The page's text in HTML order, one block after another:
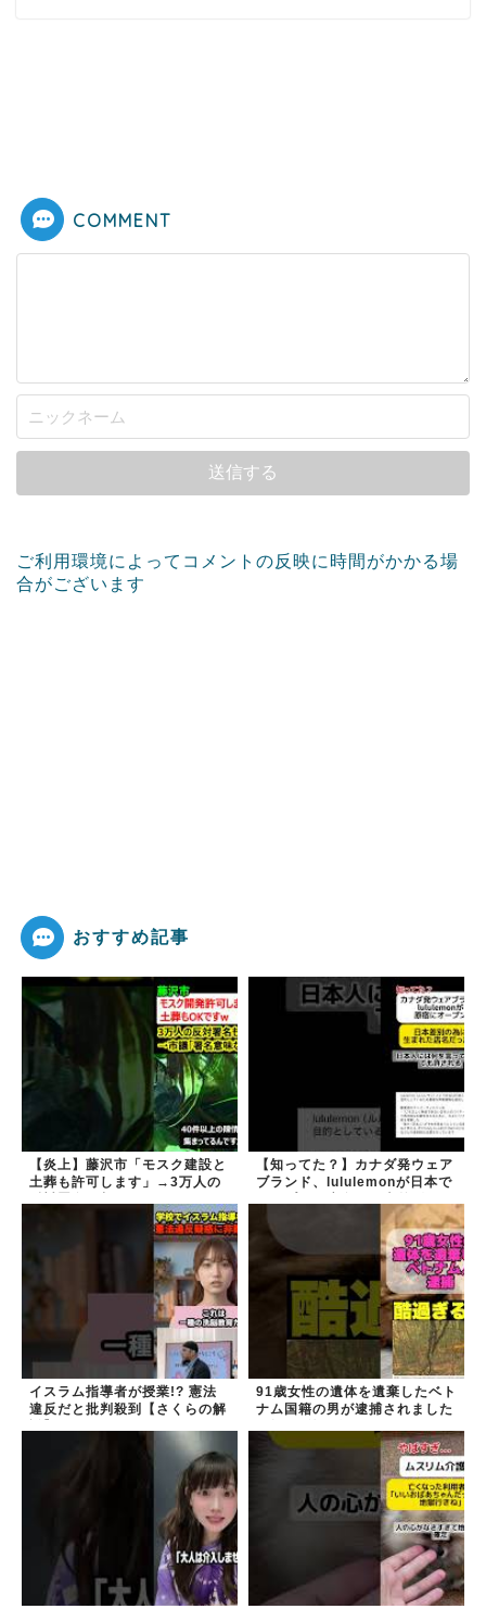
COMMENT
ご利用環境によってコメントの反映に時間がかかる場
合がございます
おすすめ記事
【炎上】藤沢市「モスク建設と
土葬も許可します」→3万人の
【知ってた？】カナダ発ウェア
ブランド、lululemonが日本で
イスラム指導者が授業!? 憲法
違反だと批判殺到【さくらの解
91歳女性の遺体を遺棄したベト
ナム国籍の男が逮捕されました